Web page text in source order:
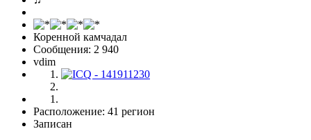
Коренной камчадал
Сообщения: 2 940
vdim
Расположение: 41 регион
Записан